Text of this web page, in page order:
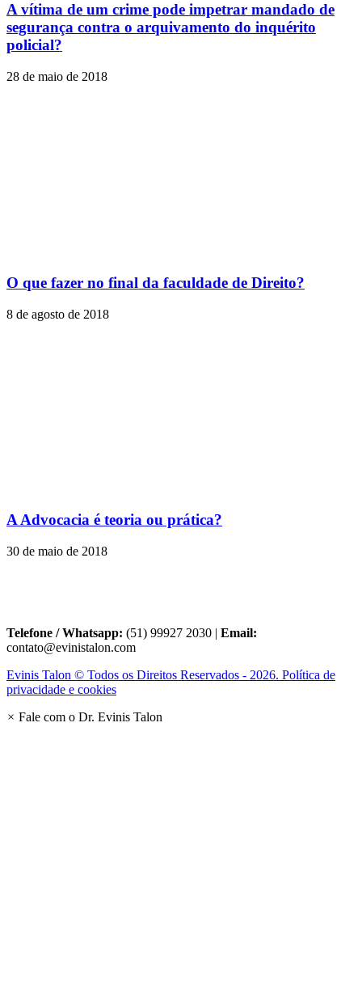
A vítima de um crime pode impetrar mandado de
segurança contra o arquivamento do inquérito
policial?
28 de maio de 2018
O que fazer no final da faculdade de Direito?
8 de agosto de 2018
A Advocacia é teoria ou prática?
30 de maio de 2018
Telefone / Whatsapp: (51) 99927 2030 | Email:
contato@evinistalon.com
Evinis Talon © Todos os Direitos Reservados - 2026. Política de
privacidade e cookies
× Fale com o Dr. Evinis Talon